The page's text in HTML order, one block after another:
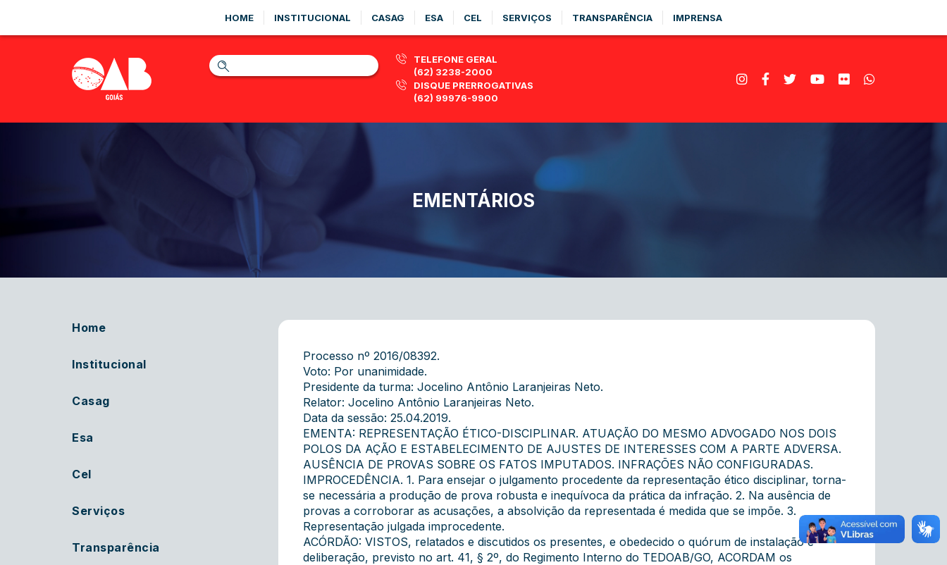
HOME INSTITUCIONAL CASAG ESA CEL SERVIÇOS TRANSPARÊNCIA IMPRENSA
TELEFONE GERAL
(62) 3238-2000
DISQUE PRERROGATIVAS
(62) 99976-9900
EMENTÁRIOS
Home
Institucional
Casag
Esa
Cel
Serviços
Transparência
Processo nº 2016/08392.
Voto: Por unanimidade.
Presidente da turma: Jocelino Antônio Laranjeiras Neto.
Relator: Jocelino Antônio Laranjeiras Neto.
Data da sessão: 25.04.2019.
EMENTA: REPRESENTAÇÃO ÉTICO-DISCIPLINAR. ATUAÇÃO DO MESMO ADVOGADO NOS DOIS
POLOS DA AÇÃO E ESTABELECIMENTO DE AJUSTES DE INTERESSES COM A PARTE ADVERSA.
AUSÊNCIA DE PROVAS SOBRE OS FATOS IMPUTADOS. INFRAÇÕES NÃO CONFIGURADAS.
IMPROCEDÊNCIA. 1. Para ensejar o julgamento procedente da representação ético disciplinar, torna-
se necessária a produção de prova robusta e inequívoca da prática da infração. 2. Na ausência de
provas a corroborar as acusações, a absolvição da representada é medida que se impõe. 3.
Representação julgada improcedente.
ACÓRDÃO: VISTOS, relatados e discutidos os presentes, e obedecido o quórum de instalação e
deliberação, previsto no art. 41, § 2º, do Regimento Interno do TEDOAB/GO, ACORDAM os